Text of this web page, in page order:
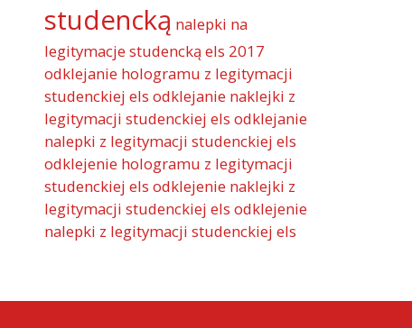
studencką nalepki na
legitymacje studencką els 2017
odklejanie hologramu z legitymacji
studenckiej els odklejanie naklejki z
legitymacji studenckiej els odklejanie
nalepki z legitymacji studenckiej els
odklejenie hologramu z legitymacji
studenckiej els odklejenie naklejki z
legitymacji studenckiej els odklejenie
nalepki z legitymacji studenckiej els